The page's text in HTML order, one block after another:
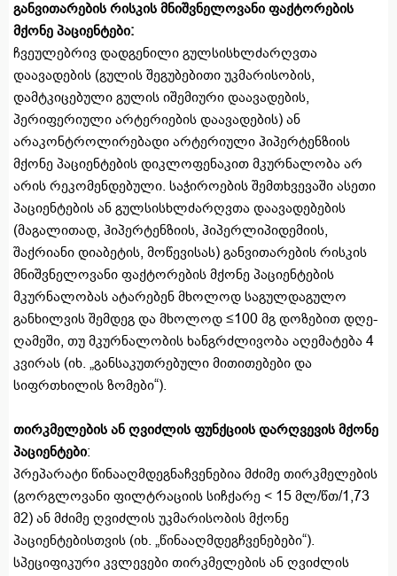
განვითარების რისკის მნიშვნელოვანი ფაქტორების
მქონე პაციენტები:
ჩვეულებრივ დადგენილი გულსისხლძარღვთა
დაავადების (გულის შეგუბებითი უკმარისობის,
დამტკიცებული გულის იშემიური დაავადების,
პერიფერიული არტერიების დაავადების) ან
არაკონტროლირებადი არტერიული ჰიპერტენზიის
მქონე პაციენტების დიკლოფენაკით მკურნალობა არ
არის რეკომენდებული. საჭიროების შემთხვევაში ასეთი
პაციენტების ან გულსისხლძარღვთა დაავადებების
(მაგალითად, ჰიპერტენზიის, ჰიპერლიპიდემიის,
შაქრიანი დიაბეტის, მოწევისას) განვითარების რისკის
მნიშვნელოვანი ფაქტორების მქონე პაციენტების
მკურნალობას ატარებენ მხოლოდ საგულდაგულო
განხილვის შემდეგ და მხოლოდ ≤100 მგ დოზებით დღე-
ღამეში, თუ მკურნალობის ხანგრძლივობა აღემატება 4
კვირას (იხ. „განსაკუთრებული მითითებები და
სიფრთხილის ზომები“).
თირკმელების ან ღვიძლის ფუნქციის დარღვევის მქონე
პაციენტები:
პრეპარატი წინააღმდეგნაჩვენებია მძიმე თირკმელების
(გორგლოვანი ფილტრაციის სიჩქარე < 15 მლ/წთ/1,73
მ2) ან მძიმე ღვიძლის უკმარისობის მქონე
პაციენტებისთვის (იხ. „წინააღმდეგჩვენებები“).
სპეციფიკური კვლევები თირკმელების ან ღვიძლის